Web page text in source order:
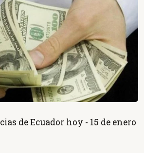
de Ecuador hoy - 15 de enero